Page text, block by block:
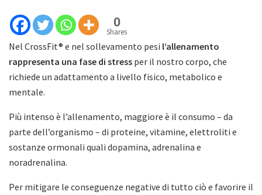
0
Shares
Nel CrossFit® e nel sollevamento pesi l’allenamento
rappresenta una fase di stress per il nostro corpo, che
richiede un adattamento a livello fisico, metabolico e
mentale.
Più intenso è l’allenamento, maggiore è il consumo – da
parte dell’organismo – di proteine, vitamine, elettroliti e
sostanze ormonali quali dopamina, adrenalina e
noradrenalina.
Per mitigare le conseguenze negative di tutto ciò e favorire il